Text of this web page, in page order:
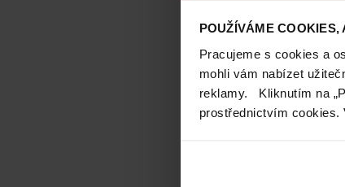
POUŽÍVÁME COOKIES,
Pracujeme s cookies a
mohli vám nabízet
reklamy. Kliknutím na
prostřednictvím